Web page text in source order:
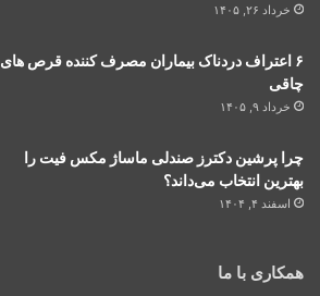
خرداد ۲۶, ۱۴۰۵
۶ اعتراف دردناک بیماران مصرف کننده قرص های
چاقی
خرداد ۹, ۱۴۰۵
چرا پرشین دکترز صندلی ماساژ مکس فیت را
بهترین انتخاب می‌داند؟
اسفند ۴, ۱۴۰۴
همکاری با ما